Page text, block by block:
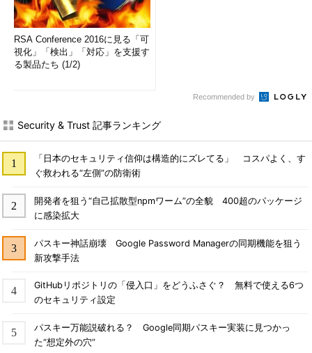
RSA Conference 2016に見る「可
視化」「検出」「対応」を支援す
る製品たち (1/2)
Recommended by
Security & Trust 記事ランキング
「日本のセキュリティ信仰は構造的にズレてる」 コスパよく、す
ぐ救われる“左側”の防衛術
開発者を狙う“自己拡散型npmワーム”の全貌 400超のパッケージ
に感染拡大
パスキー神話崩壊 Google Password Managerの同期機能を狙う
新攻撃手法
GitHubリポジトリの「侵入口」をどうふさぐ？ 無料で使える6つ
のセキュリティ設定
パスキー万能説破れる？ Google同期パスキー実装に見つかっ
た“想定外の穴”